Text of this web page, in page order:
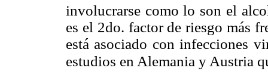
involucrarse como lo son el
es el 2do. factor de riesgo más
está asociado con infecciones
estudios en Alemania y Austria